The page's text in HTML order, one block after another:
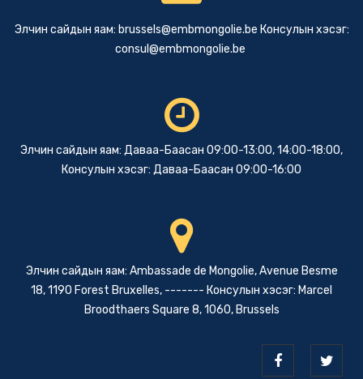
Элчин сайдын яам: brussels@embmongolie.be Консулын хэсэг:
consul@embmongolie.be
Элчин сайдын яам: Даваа-Баасан 09:00-13:00, 14:00-18:00,
Консулын хэсэг: Даваа-Баасан 09:00-16:00
Элчин сайдын яам: Ambassade de Mongolie, Avenue Besme
18, 1190 Forest Bruxelles, ------- Консулын хэсэг: Marcel
Broodthaers Square 8, 1060, Brussels